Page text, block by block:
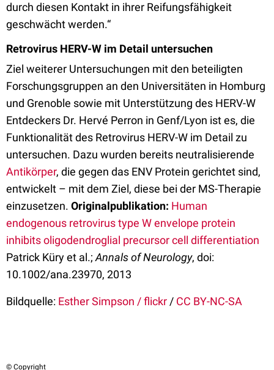
durch diesen Kontakt in ihrer Reifungsfähigkeit
geschwächt werden.“
Retrovirus HERV-W im Detail untersuchen
Ziel weiterer Untersuchungen mit den beteiligten
Forschungsgruppen an den Universitäten in Homburg
und Grenoble sowie mit Unterstützung des HERV-W
Entdeckers Dr. Hervé Perron in Genf/Lyon ist es, die
Funktionalität des Retrovirus HERV-W im Detail zu
untersuchen. Dazu wurden bereits neutralisierende
Antikörper, die gegen das ENV Protein gerichtet sind,
entwickelt – mit dem Ziel, diese bei der MS-Therapie
einzusetzen. Originalpublikation: Human
endogenous retrovirus type W envelope protein
inhibits oligodendroglial precursor cell differentiation
Patrick Küry et al.; Annals of Neurology, doi:
10.1002/ana.23970, 2013
Bildquelle: Esther Simpson / flickr / CC BY-NC-SA
© Copyright